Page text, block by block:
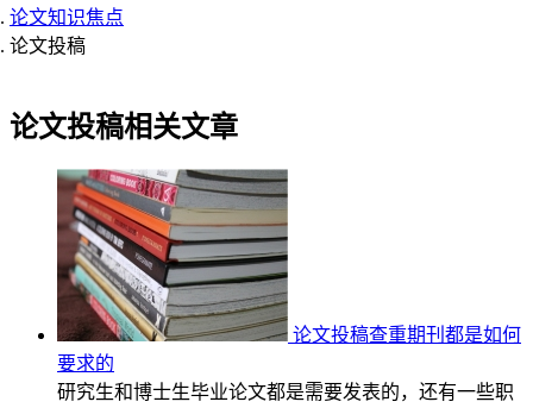
论文知识焦点
论文投稿
论文投稿相关文章
论文投稿查重期刊都是如何
要求的
研究生和博士生毕业论文都是需要发表的，还有一些职